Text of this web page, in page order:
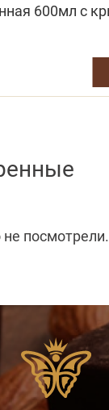
600мл с
посмотрели.